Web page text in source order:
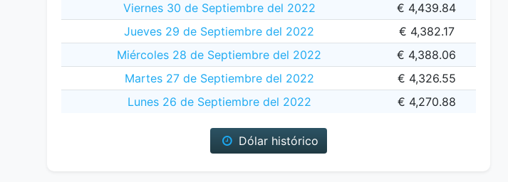
Viernes 30 de Septiembre del 2022
€ 4,439.84
Jueves 29 de Septiembre del 2022
€ 4,382.17
Miércoles 28 de Septiembre del 2022
€ 4,388.06
Martes 27 de Septiembre del 2022
€ 4,326.55
Lunes 26 de Septiembre del 2022
€ 4,270.88
Dólar histórico